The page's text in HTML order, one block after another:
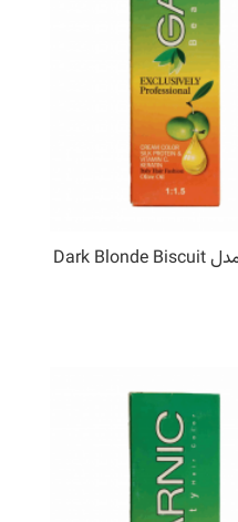
رنگ موی ریتون سری Biscuit مدل Dark Blonde Biscuit